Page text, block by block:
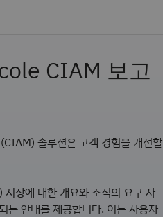
CIAM 보고
솔루션은 고객 경험을 개선할
장에 대한 개요와 조직의 요구 사
는 안내를 제공합니다. 이는 사용자